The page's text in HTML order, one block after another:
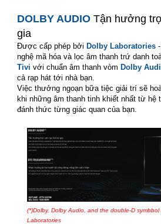
DOLBY AUDIO Tận hưởng
gia
Được cấp phép bởi Dolby Laboratories
nghệ mã hóa và lọc âm thanh trứ danh
Tivi với chuẩn âm thanh vòm Dolby
cả rạp hát tới nhà bạn.
Việc thưởng ngoạn bữa tiệc giải trí sẽ
khi những âm thanh tinh khiết nhất từ hệ
đánh thức từng giác quan của bạn.
(*)Dolby, Dolby Audio, and the double-D
Laboratories